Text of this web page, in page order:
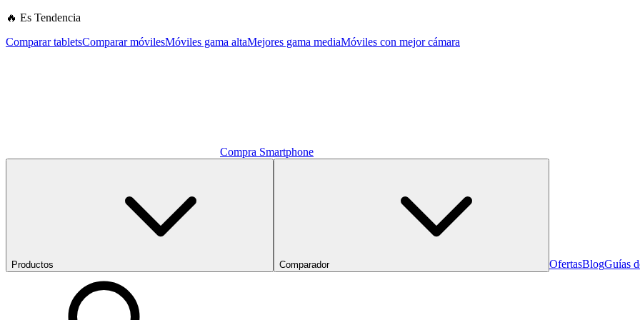
🔥 Es Tendencia
Comparar tabletsComparar móvilesMóviles gama altaMejores gama mediaMóviles con mejor cámara
Compra Smartphone
Productos Comparador OfertasBlogGuías